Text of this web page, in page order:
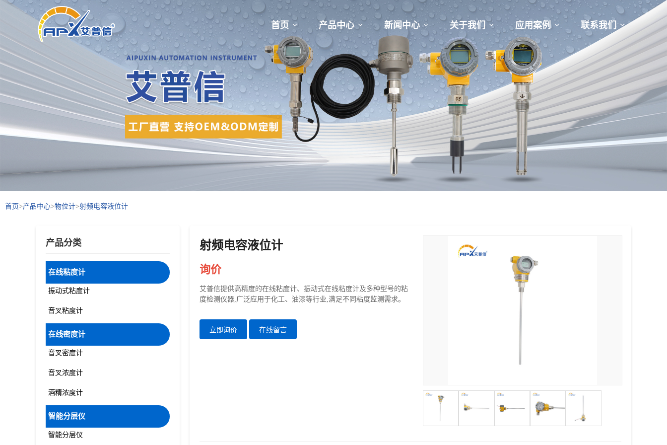
首页 产品中心 新闻中心 关于我们 应用案例 联系我们
首页>产品中心>物位计>射频电容液位计
产品分类
在线粘度计
振动式粘度计
音叉粘度计
在线密度计
音叉密度计
音叉浓度计
酒精浓度计
智能分层仪
智能分层仪
射频电容液位计
询价
艾普信提供高精度的在线粘度计、振动式在线粘度计及多种型号的粘
度检测仪器,广泛应用于化工、油漆等行业,满足不同粘度监测需求。
立即询价 在线留言